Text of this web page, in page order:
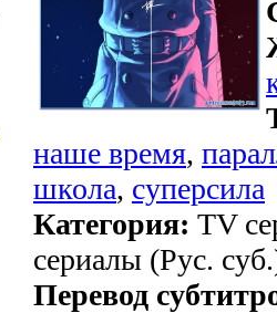
наше время,
школа, суперсила
Категория: TV
сериалы (Рус.
Перевод